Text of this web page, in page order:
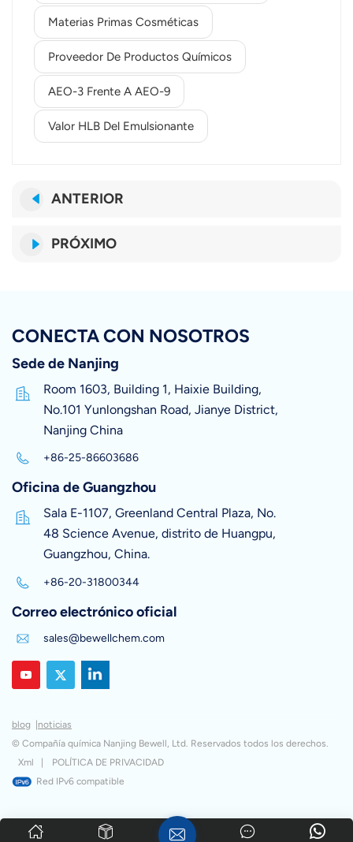
Materias Primas Cosméticas
Proveedor De Productos Químicos
AEO-3 Frente A AEO-9
Valor HLB Del Emulsionante
ANTERIOR
PRÓXIMO
CONECTA CON NOSOTROS
Sede de Nanjing
Room 1603, Building 1, Haixie Building,
No.101 Yunlongshan Road, Jianye District,
Nanjing China
+86-25-86603686
Oficina de Guangzhou
Sala E-1107, Greenland Central Plaza, No.
48 Science Avenue, distrito de Huangpu,
Guangzhou, China.
+86-20-31800344
Correo electrónico oficial
sales@bewellchem.com
blog |noticias
© Compañía química Nanjing Bewell, Ltd. Reservados todos los derechos.
Xml
|
POLÍTICA DE PRIVACIDAD
Red IPv6 compatible